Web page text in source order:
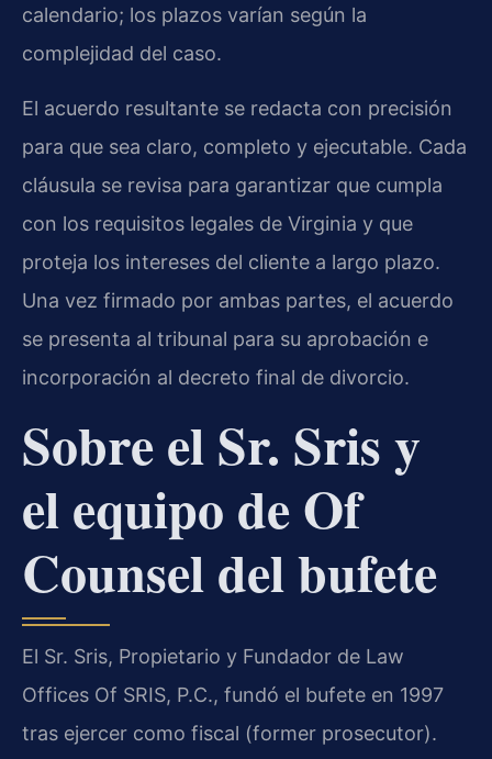
calendario; los plazos varían según la
complejidad del caso.
El acuerdo resultante se redacta con precisión
para que sea claro, completo y ejecutable. Cada
cláusula se revisa para garantizar que cumpla
con los requisitos legales de Virginia y que
proteja los intereses del cliente a largo plazo.
Una vez firmado por ambas partes, el acuerdo
se presenta al tribunal para su aprobación e
incorporación al decreto final de divorcio.
Sobre el Sr. Sris y
el equipo de Of
Counsel del bufete
El Sr. Sris, Propietario y Fundador de Law
Offices Of SRIS, P.C., fundó el bufete en 1997
tras ejercer como fiscal (former prosecutor).